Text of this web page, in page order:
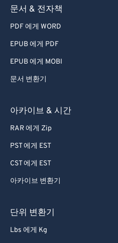
문서 & 전자책
PDF 에게 WORD
EPUB 에게 PDF
EPUB 에게 MOBI
문서 변환기
아카이브 & 시간
RAR 에게 Zip
PST 에게 EST
CST 에게 EST
아카이브 변환기
단위 변환기
Lbs 에게 Kg